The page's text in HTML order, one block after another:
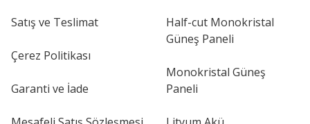
Satış ve Teslimat
Çerez Politikası
Garanti ve İade
Half-cut Monokristal
Güneş Paneli
Monokristal Güneş
Paneli